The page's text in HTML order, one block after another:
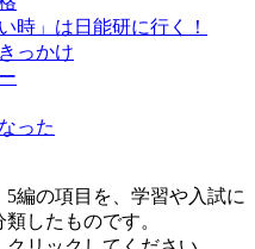
時」は日能研に行く！
っかけ
った
5編の項目を、学習や入試に
したものです。